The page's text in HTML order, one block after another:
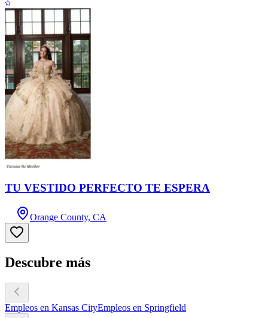
TU VESTIDO PERFECTO TE ESPERA
Orange County, CA
Descubre más
Empleos en Kansas CityEmpleos en Springfield